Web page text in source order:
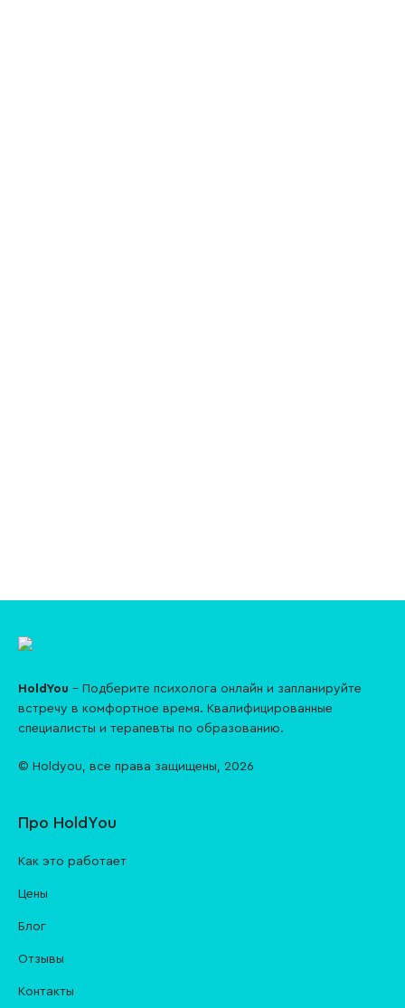
HoldYou – Подберите психолога онлайн и запланируйте
встречу в комфортное время. Квалифицированные
специалисты и терапевты по образованию.
© Holdyou, все права защищены, 2026
Про HoldYou
Как это работает
Цены
Блог
Отзывы
Контакты